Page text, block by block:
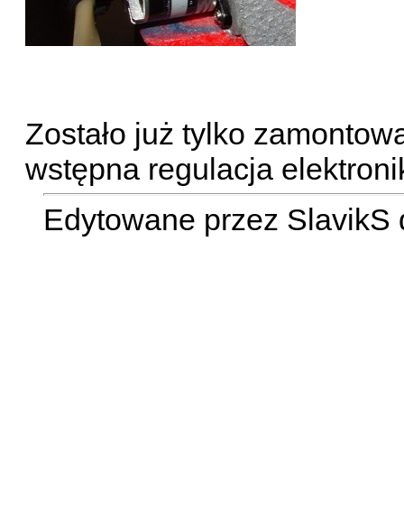
Zostało już tylko
wstępna regulacja
Edytowane przez